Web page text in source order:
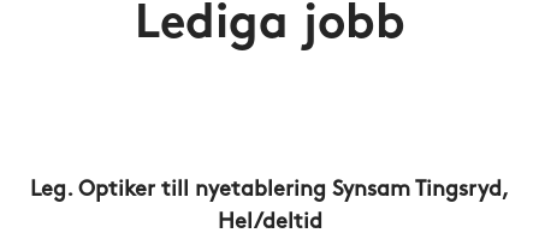
Lediga jobb
Leg. Optiker till nyetablering Synsam Tingsryd,
Hel/deltid